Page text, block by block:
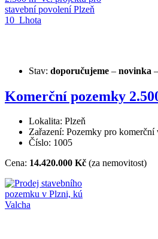
Stav: doporučujeme – novinka –
Komerční pozemky
Lokalita: Plzeň
Zařazení: Pozemky pro
Číslo: 1005
Cena: 14.420.000 Kč (za nemovitost)